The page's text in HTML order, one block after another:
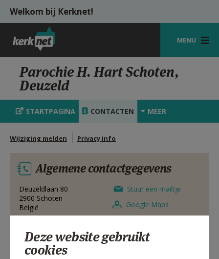
Overslaan en naar de inhoud gaan
Welkom bij Kerknet!
MENU
STARTPAGINA
KERK
VIERINGEN
HULP
MIJN PAROCHIE
AANMELDEN OF REGISTREREN
Parochie H. Hart Schoten,
Deuzeld
STARTPAGINA CONTACTEN MEER
Wijziging melden Privacy info
Algemene contactgegevens
Deuzeldlaan 80
2900 Schoten
België
Stuur een mailtje
Google Maps
Deze website gebruikt
cookies